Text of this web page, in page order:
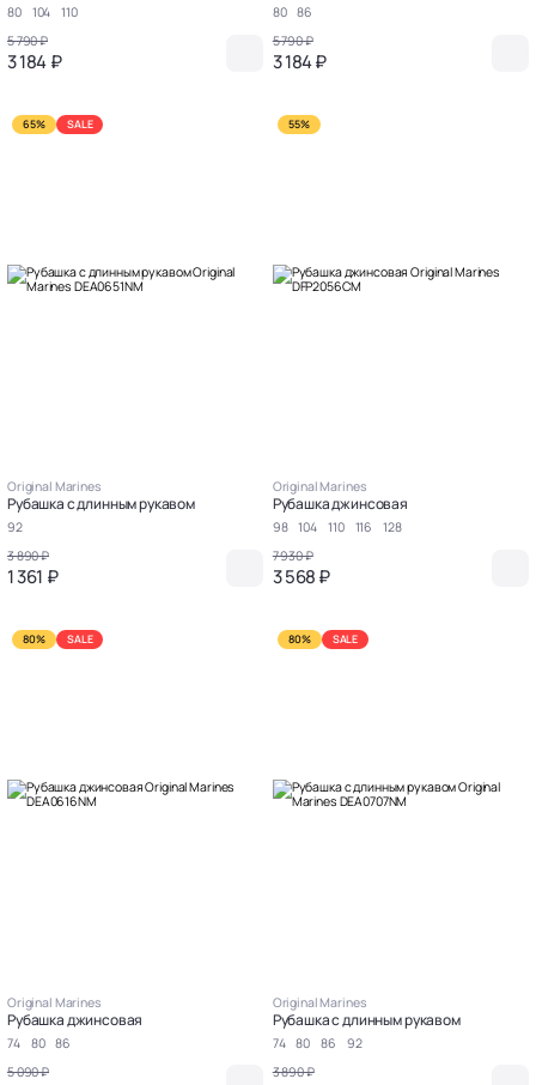
80 104
110
5 790 ₽
3 184 ₽
80
86
5 790 ₽
3 184 ₽
65% SALE
Original Marines
Рубашка с длинным рукавом
92
3 890 ₽
1 361 ₽
55%
Original Marines
Рубашка джинсовая
98 104 110 116
128
7 930 ₽
3 568 ₽
80% SALE
Original Marines
Рубашка джинсовая
74 80
86
5 090 ₽
80% SALE
Original Marines
Рубашка с длинным рукавом
74 80 86
92
3 890 ₽